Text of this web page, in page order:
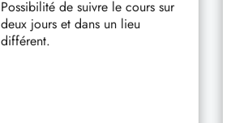
Possibilité de suivre le cours sur
deux jours et dans un lieu
différent.